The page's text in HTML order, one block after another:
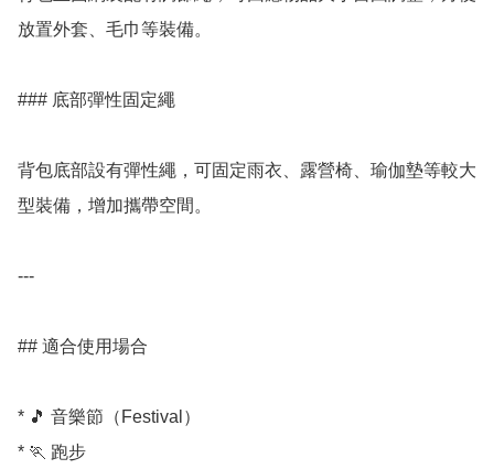
放置外套、毛巾等裝備。
### 底部彈性固定繩
背包底部設有彈性繩，可固定雨衣、露營椅、瑜伽墊等較大
型裝備，增加攜帶空間。
---
## 適合使用場合
* 🎵 音樂節（Festival）
* 🏃 跑步